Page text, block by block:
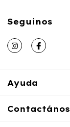
Seguinos
Ayuda
Contactános